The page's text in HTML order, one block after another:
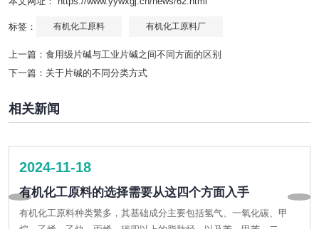
标签： 有机化工原料 有机化工原料厂
上一篇： 食用级片碱与工业片碱之间不同方面的区别
下一篇： 关于片碱的不同分类方式
相关新闻
2024-11-18
有机化工原料的选择需要从这四个方面入手
有机化工原料种类繁多，其基础成分主要包括氢气、一氧化碳、甲